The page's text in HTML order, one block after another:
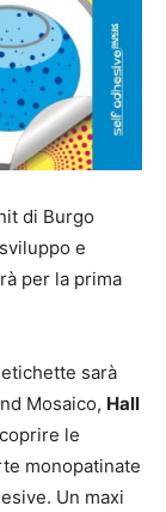
di Burgo
e
per la prima
sarà
Mosaico, Hall
le
monopatinate
Un maxi